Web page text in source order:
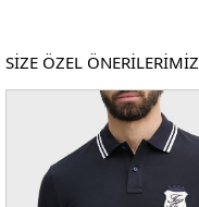
SİZE ÖZEL ÖNERİLERİMİZ